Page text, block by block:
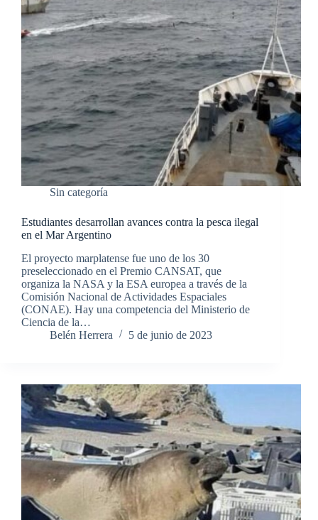
Sin categoría
Estudiantes desarrollan avances contra la pesca ilegal
en el Mar Argentino
El proyecto marplatense fue uno de los 30
preseleccionado en el Premio CANSAT, que
organiza la NASA y la ESA europea a través de la
Comisión Nacional de Actividades Espaciales
(CONAE). Hay una competencia del Ministerio de
Ciencia de la…
Belén Herrera
5 de junio de 2023